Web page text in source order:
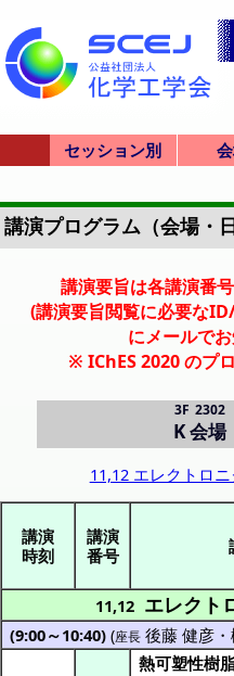
セッション別
ー)
ム
他
講演プログラム（会場・
講演要旨は各講演番
(講演要旨閲覧に必要な
にメールで
※ IChES 2020 のプ
K 会場
3F 2302
11,12 エレクトロ
講演
時刻
講演
番号
11,12 エレクト
(9:00～10:40) (座長 後藤 健彦 ・
熱可塑性樹